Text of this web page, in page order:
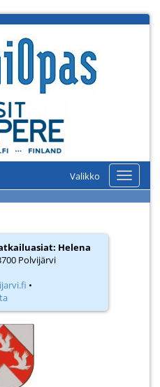
Valikko Valikko
Helena
Polvijärvi
•